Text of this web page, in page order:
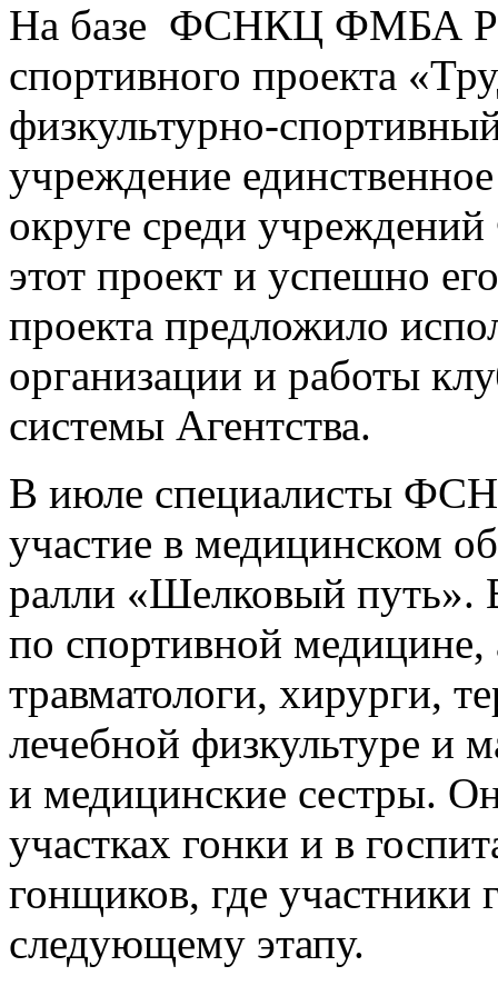
На базе ФСНКЦ ФМБА
спортивного проекта
физкультурно-
учреждение
округе среди
этот проект и успешно
проекта предложило
организации и работы
системы Агентства.
В июле специалисты
участие в медицинском
ралли «Шелковый путь».
по спортивной медицине,
травматологи, хирурги,
лечебной физкультуре и
и медицинские сестры.
участках гонки и в
гонщиков, где участники
следующему этапу.